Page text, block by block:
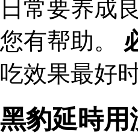
日常要养成
您有帮助。
吃效果最好
黑豹延時用